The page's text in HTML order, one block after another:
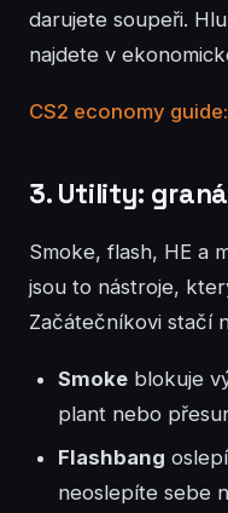
darujete soupeři.
najdete v
CS2 economy
3. Utility:
Smoke, flash, HE a
jsou to nástroje,
Začátečníkovi stačí
Smoke blokuje
plant nebo
Flashbang
neoslepíte sebe